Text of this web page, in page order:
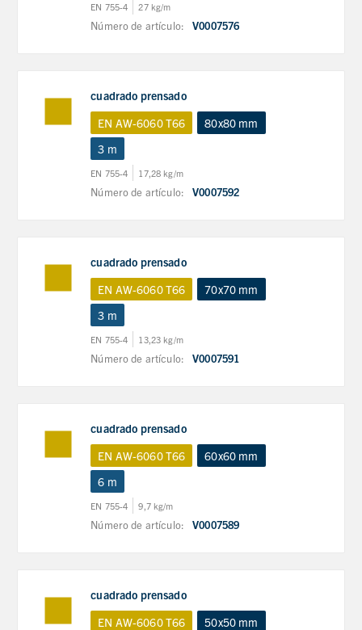
EN 755-4 27 kg/m
Número de artículo: V0007576
cuadrado prensado
EN AW-6060 T66
80x80 mm
3 m
EN 755-4 17,28 kg/m
Número de artículo: V0007592
cuadrado prensado
EN AW-6060 T66
70x70 mm
3 m
EN 755-4 13,23 kg/m
Número de artículo: V0007591
cuadrado prensado
EN AW-6060 T66
60x60 mm
6 m
EN 755-4 9,7 kg/m
Número de artículo: V0007589
cuadrado prensado
EN AW-6060 T66
50x50 mm